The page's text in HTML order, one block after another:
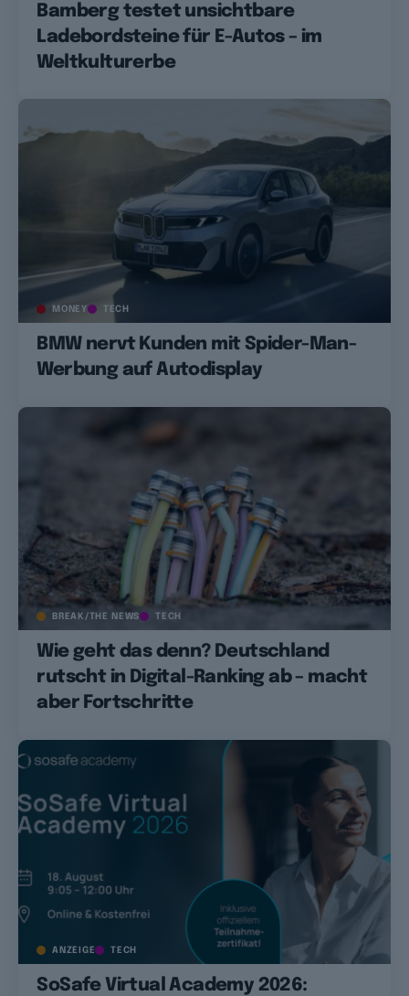
Bamberg testet unsichtbare
Ladebordsteine für E-Autos – im
Weltkulturerbe
MONEY TECH
BMW nervt Kunden mit Spider-Man-
Werbung auf Autodisplay
BREAK/THE NEWS TECH
Wie geht das denn? Deutschland
rutscht in Digital-Ranking ab – macht
aber Fortschritte
ANZEIGE TECH
SoSafe Virtual Academy 2026: